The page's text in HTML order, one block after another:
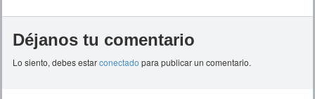
Déjanos tu comentario
Lo siento, debes estarconectado para publicar un comentario.